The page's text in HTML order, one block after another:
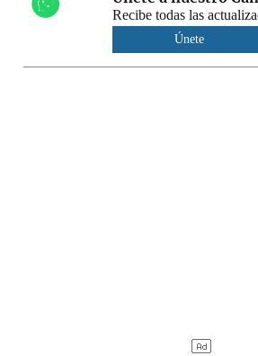
Recibe todas las
Únete